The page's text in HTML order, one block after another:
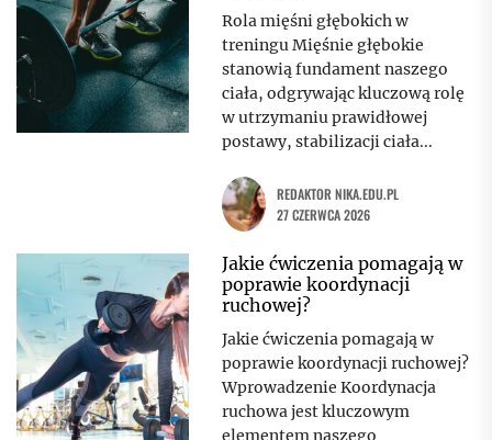
Rola mięśni głębokich w
treningu Mięśnie głębokie
stanowią fundament naszego
ciała, odgrywając kluczową rolę
w utrzymaniu prawidłowej
postawy, stabilizacji ciała...
REDAKTOR NIKA.EDU.PL
27 CZERWCA 2026
Jakie ćwiczenia pomagają w
poprawie koordynacji
ruchowej?
Jakie ćwiczenia pomagają w
poprawie koordynacji ruchowej?
Wprowadzenie Koordynacja
ruchowa jest kluczowym
elementem naszego